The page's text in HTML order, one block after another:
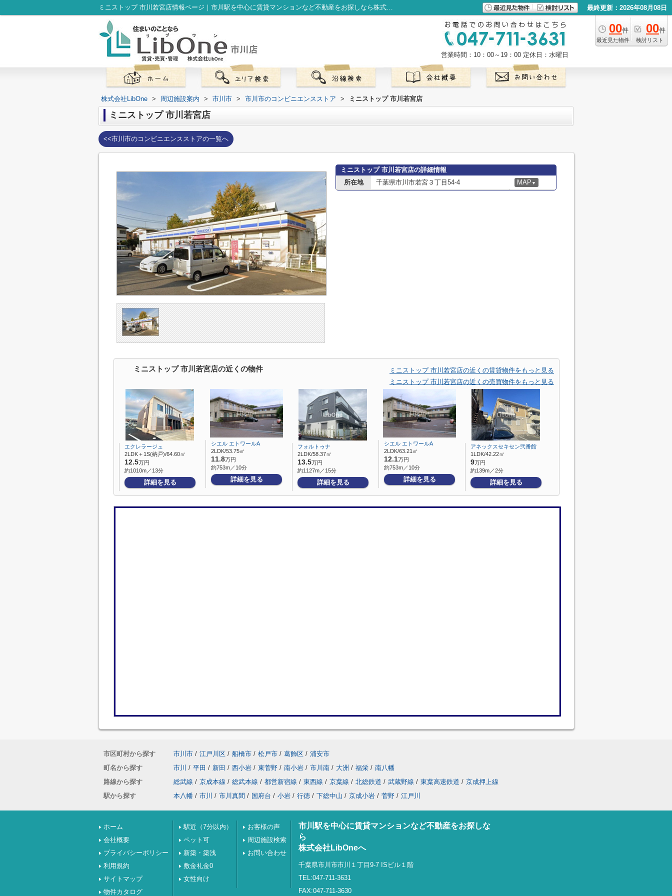
ミニストップ 市川若宮店情報ページ｜市川駅を中心に賃貸マンションなど不動産をお探しなら株式会社LibOneへ 最終更新：2026年08月08日
00件
最近見た物件
00件
検討リスト
営業時間：10：00～19：00 定休日：水曜日
株式会社LibOne > 周辺施設案内 > 市川市 > 市川市のコンビニエンスストア > ミニストップ 市川若宮店
ミニストップ 市川若宮店
<<市川市のコンビニエンスストアの一覧へ
ミニストップ 市川若宮店の詳細情報
所在地
千葉県市川市若宮３丁目54-4 MAP ▼
ミニストップ 市川若宮店の近くの物件
ミニストップ 市川若宮店の近くの賃貸物件をもっと見る
ミニストップ 市川若宮店の近くの売買物件をもっと見る
エクレラージュ
2LDK＋1S(納戸)/64.60㎡
12.5万円
約1010m／13分
詳細を見る
シエル エトワールA
2LDK/53.75㎡
11.8万円
約753m／10分
詳細を見る
フォルトゥナ
2LDK/58.37㎡
13.5万円
約1127m／15分
詳細を見る
シエル エトワールA
2LDK/63.21㎡
12.1万円
約753m／10分
詳細を見る
アネックスセキセン弐番館
1LDK/42.22㎡
9万円
約139m／2分
詳細を見る
市区町村から探す 市川市 / 江戸川区 / 船橋市 / 松戸市 / 葛飾区 / 浦安市
町名から探す
市川 / 平田 / 新田 / 西小岩 / 東菅野 / 南小岩 / 市川南 / 大洲 / 福栄 / 南八幡
路線から探す
総武線 / 京成本線 / 総武本線 / 都営新宿線 / 東西線 / 京葉線 / 北総鉄道 / 武蔵野線 / 東葉高速鉄道 / 京成押上線
駅から探す
本八幡 / 市川 / 市川真間 / 国府台 / 小岩 / 行徳 / 下総中山 / 京成小岩 / 菅野 / 江戸川
ホーム
会社概要
プライバシーポリシー
利用規約
サイトマップ
物件カタログ
駅近（7分以内）
ペット可
新築・築浅
敷金礼金0
女性向け
お客様の声
周辺施設検索
お問い合わせ
市川駅を中心に賃貸マンションなど不動産をお探しな
ら
株式会社LibOneへ
千葉県市川市市川１丁目9-7 ISビル１階
TEL:047-711-3631
FAX:047-711-3630